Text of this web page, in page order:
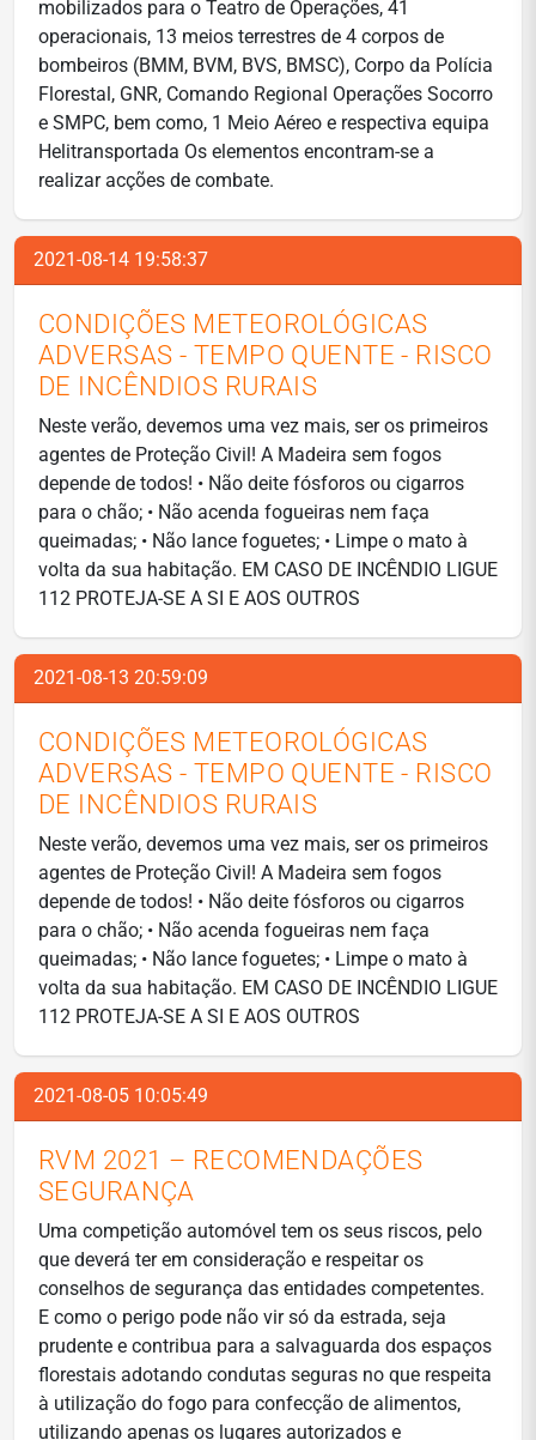
mobilizados para o Teatro de Operações, 41
operacionais, 13 meios terrestres de 4 corpos de
bombeiros (BMM, BVM, BVS, BMSC), Corpo da Polícia
Florestal, GNR, Comando Regional Operações Socorro
e SMPC, bem como, 1 Meio Aéreo e respectiva equipa
Helitransportada Os elementos encontram-se a
realizar acções de combate.
2021-08-14 19:58:37
CONDIÇÕES METEOROLÓGICAS
ADVERSAS - TEMPO QUENTE - RISCO
DE INCÊNDIOS RURAIS
Neste verão, devemos uma vez mais, ser os primeiros
agentes de Proteção Civil! A Madeira sem fogos
depende de todos! • Não deite fósforos ou cigarros
para o chão; • Não acenda fogueiras nem faça
queimadas; • Não lance foguetes; • Limpe o mato à
volta da sua habitação. EM CASO DE INCÊNDIO LIGUE
112 PROTEJA-SE A SI E AOS OUTROS
2021-08-13 20:59:09
CONDIÇÕES METEOROLÓGICAS
ADVERSAS - TEMPO QUENTE - RISCO
DE INCÊNDIOS RURAIS
Neste verão, devemos uma vez mais, ser os primeiros
agentes de Proteção Civil! A Madeira sem fogos
depende de todos! • Não deite fósforos ou cigarros
para o chão; • Não acenda fogueiras nem faça
queimadas; • Não lance foguetes; • Limpe o mato à
volta da sua habitação. EM CASO DE INCÊNDIO LIGUE
112 PROTEJA-SE A SI E AOS OUTROS
2021-08-05 10:05:49
RVM 2021 – RECOMENDAÇÕES
SEGURANÇA
Uma competição automóvel tem os seus riscos, pelo
que deverá ter em consideração e respeitar os
conselhos de segurança das entidades competentes.
E como o perigo pode não vir só da estrada, seja
prudente e contribua para a salvaguarda dos espaços
florestais adotando condutas seguras no que respeita
à utilização do fogo para confecção de alimentos,
utilizando apenas os lugares autorizados e